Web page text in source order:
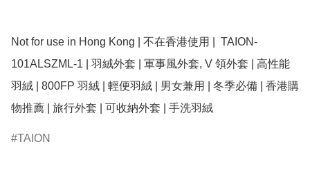
Not for use in Hong Kong | 不在香港使用 |  TAION-
101ALSZML-1 | 羽絨外套 | 軍事風外套, V 領外套 | 高性能
羽絨 | 800FP 羽絨 | 輕便羽絨 | 男女兼用 | 冬季必備 | 香港購
物推薦 | 旅行外套 | 可收納外套 | 手洗羽絨
TAION